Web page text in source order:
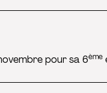
pour sa 6ème